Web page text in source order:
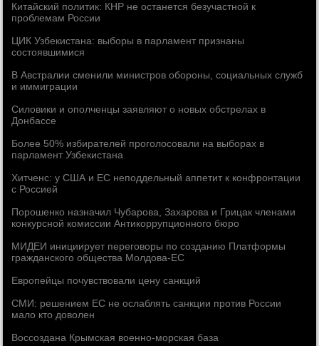
Китайский политик: КНР не останется безучастной к
проблемам России
ЦИК Узбекистана: выборы в парламент признаны
состоявшимися
В Австралии сменили министров обороны, социальных служб
и иммиграции
Силовики и ополченцы заявляют о новых обстрелах в
Донбассе
Более 50% избирателей проголосовали на выборах в
парламент Узбекистана
Хитченс: у США и ЕС неподдельный аппетит к конфронтации
с Россией
Порошенко назначил Чубарова, Захарова и Грицак членами
конкурсной комиссии Антикоррупционного бюро
МИДЕИ инициирует переговоры по созданию Платформы
гражданского общества Молдова-ЕС
Европейцы почувствовали цену санкций
СМИ: решением ЕС не ослаблять санкции против России
мало кто доволен
Воссоздана Крымская военно-морская база